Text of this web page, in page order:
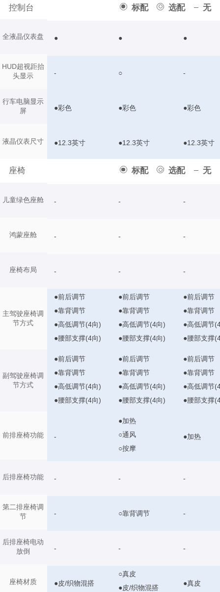
控制台 标配 选配 无
全液晶仪表盘
HUD超视距抬
头显示
行车电脑显示
屏
液晶仪表尺寸
座椅 标配 选配 无
儿童绿色座舱
鸿蒙座舱
座椅布局
主驾驶座椅调
节方式
副驾驶座椅调
节方式
前排座椅功能
后排座椅功能
第二排座椅调
节
后排座椅电动
放倒
座椅材质
● ● ●
- ○ -
●彩色 ●彩色 ●彩色
●12.3英寸 ●12.3英寸 ●12.3英寸
- - -
- - -
- - -
●前后调节
●靠背调节
●高低调节(4向)
●腰部支撑(4向)
●前后调节
●靠背调节
●高低调节(4向)
●腰部支撑(4向)
●前后调节
●靠背调节
●高低调节
●腰部支撑
●前后调节
●靠背调节
●高低调节(4向)
●腰部支撑(4向)
●前后调节
●靠背调节
●高低调节(4向)
●腰部支撑(4向)
●前后调节
●靠背调节
●高低调节
●腰部支撑
-
●加热
○通风
○按摩
●加热
- - -
- ○靠背调节 -
- - -
●皮/织物混搭
○真皮
●皮/织物混搭
●真皮